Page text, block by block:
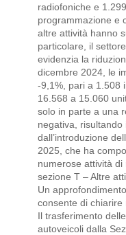
radiofoniche e
programmazione e
altre attività hanno
particolare, il
evidenzia la
dicembre 2024, le
-9,1%, pari a 1.508
16.568 a 15.060
solo in parte a una
negativa,
dall’introduzione
2025, che ha
numerose attività
sezione T – Altre
Un
consente di chiarire
Il trasferimento
autoveicoli dalla